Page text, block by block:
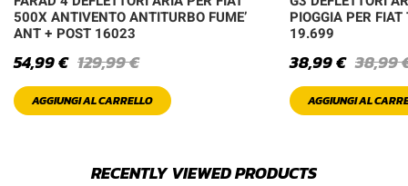
500X ANTIVENTO ANTITURBO FUME’
ANT + POST 16023
129,99€
54,99€
AGGIUNGI AL CARRELLO
PIOGGIA PER
19.699
38,99
38,99€
AGGIUNGI AL
RECENTLY VIEWED PRODUCTS